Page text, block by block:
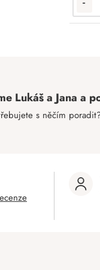
Lukáš a Jana a
s něčím